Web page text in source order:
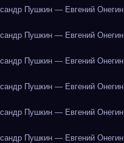
Пушкин — Евгений Онегин
Пушкин — Евгений Онегин
Пушкин — Евгений Онегин
Пушкин — Евгений Онегин
Пушкин — Евгений Онегин
Пушкин — Евгений Онегин